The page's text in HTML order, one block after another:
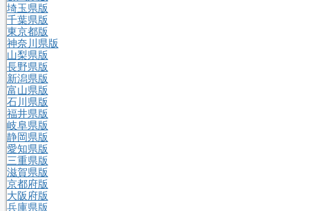
埼玉県版
千葉県版
東京都版
神奈川県版
山梨県版
長野県版
新潟県版
富山県版
石川県版
福井県版
岐阜県版
静岡県版
愛知県版
三重県版
滋賀県版
京都府版
大阪府版
兵庫県版